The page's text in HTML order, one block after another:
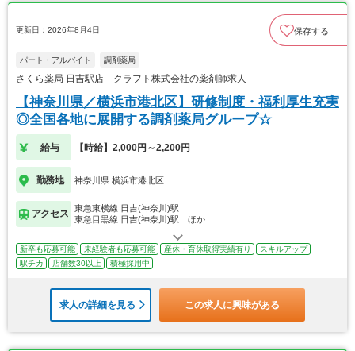
更新日：2026年8月4日 保存する
パート・アルバイト 調剤薬局
さくら薬局 日吉駅店 クラフト株式会社の薬剤師求人
【神奈川県／横浜市港北区】研修制度・福利厚生充実
◎全国各地に展開する調剤薬局グループ☆
給与 【時給】2,000円～2,200円
勤務地 神奈川県 横浜市港北区
アクセス
東急東横線 日吉(神奈川)駅
東急目黒線 日吉(神奈川)駅…ほか
新卒も応募可能 未経験者も応募可能 産休・育休取得実績有り
スキルアップ
駅チカ
店舗数30以上 積極採用中
求人の詳細を見る この求人に興味がある